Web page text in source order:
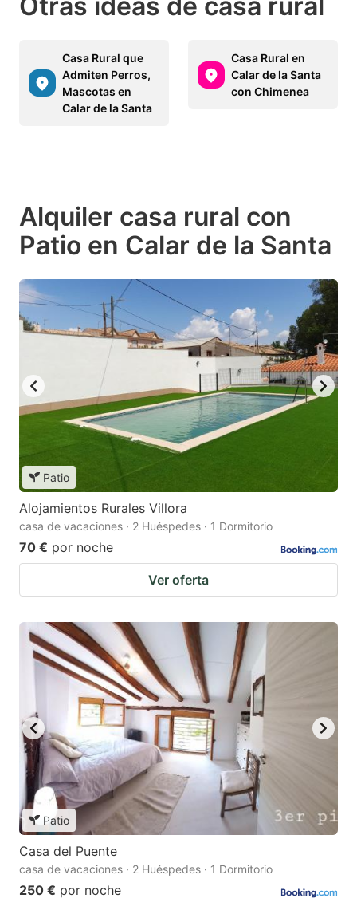
Casa Rural que
Admiten Perros,
Mascotas en
Calar de la Santa
Casa Rural en
Calar de la Santa
con Chimenea
Alquiler casa rural con
Patio en Calar de la Santa
Patio
Alojamientos Rurales Villora
casa de vacaciones · 2 Huéspedes · 1 Dormitorio
70 € por noche
Ver oferta
Patio
Casa del Puente
casa de vacaciones · 2 Huéspedes · 1 Dormitorio
250 € por noche